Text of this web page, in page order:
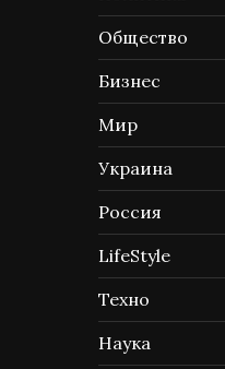
Общество
Бизнес
Мир
Украина
Россия
LifeStyle
Техно
Наука